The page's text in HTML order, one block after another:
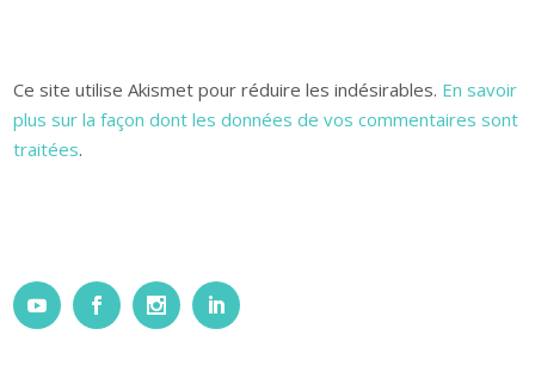
Ce site utilise Akismet pour réduire les indésirables. En savoir
plus sur la façon dont les données de vos commentaires sont
traitées.